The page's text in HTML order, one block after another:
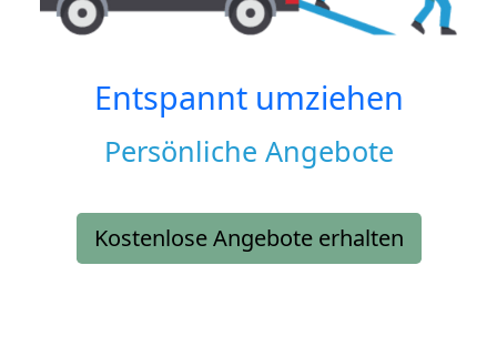
Entspannt umziehen
Persönliche Angebote
Kostenlose Angebote erhalten